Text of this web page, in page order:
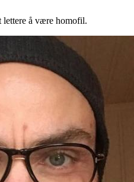
lettere å være homofil.